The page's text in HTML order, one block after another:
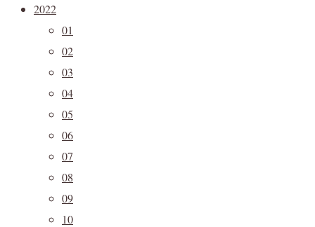
2022
01
02
03
04
05
06
07
08
09
10